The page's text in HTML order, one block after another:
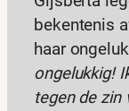
bekentenis
haar
ongelukkig!
tegen de zin